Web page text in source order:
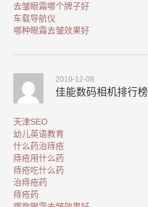
去皱眼霜哪个牌子好
车载导航仪
哪种眼霜去皱效果好
2010-12-08
佳能数码相机排行榜
天津SEO
幼儿英语教育
什么药治痔疮
痔疮用什么药
痔疮吃什么药
治痔疮药
痔疮药